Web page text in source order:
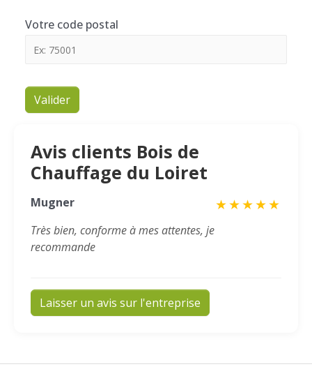
Votre code postal
Valider
Avis clients Bois de
Chauffage du Loiret
Mugner ★★★★★
Très bien, conforme à mes attentes, je
recommande
Laisser un avis sur l'entreprise